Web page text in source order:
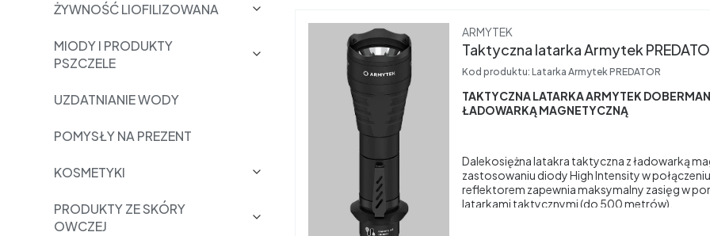
ŻYWNOŚĆ LIOFILIZOWANA
MIODY I PRODUKTY
PSZCZELE
UZDATNIANIE WODY
POMYSŁY NA PREZENT
KOSMETYKI
PRODUKTY ZE SKÓRY
OWCZEJ
Producent
ARMYTEK
Taktyczna latarka
Kod produktu: Latarka Armytek PREDATOR
TAKTYCZNA LATARKA ARMYTEK
ŁADOWARKĄ MAGNETYCZNĄ
Dalekosiężna latakra taktyczna z ładowarką
zastosowaniu diody High Intensity w
reflektorem zapewnia maksymalny zasięg w
latarkami taktycznymi (do 500 metrów).